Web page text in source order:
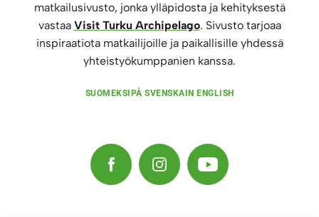
matkailusivusto, jonka ylläpidosta ja kehityksestä
vastaa Visit Turku Archipelago. Sivusto tarjoaa
inspiraatiota matkailijoille ja paikallisille yhdessä
yhteistyökumppanien kanssa.
SUOMEKSI PÅ SVENSKA IN ENGLISH